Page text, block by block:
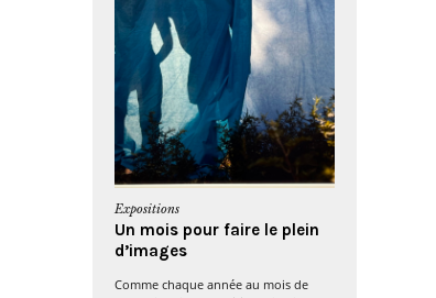
Expositions
Un mois pour faire le plein
d’images
Comme chaque année au mois de